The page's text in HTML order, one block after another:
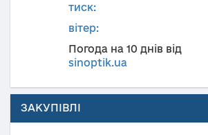
тиск:
вітер:
Погода на 10 днів від
sinoptik.ua
ЗАКУПІВЛІ